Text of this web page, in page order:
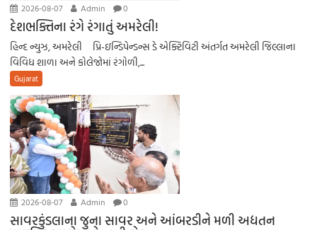
2026-08-07 Admin 0
દેશભક્તિના રંગે રંગાતું અમરેલી!
હિન્દ ન્યુઝ, અમરેલી પ્રિ-ઇન્ડિપેન્ડન્સ ડે એક્ટિવિટી અંતર્ગત અમરેલી જિલ્લાના
વિવિધ શાળા અને કોલેજોમાં રંગોળી,...
Gujarat
2026-08-07 Admin 0
સાવરકુંડલાના જુના સાવર અને આંબરડીને મળી અદ્યતન